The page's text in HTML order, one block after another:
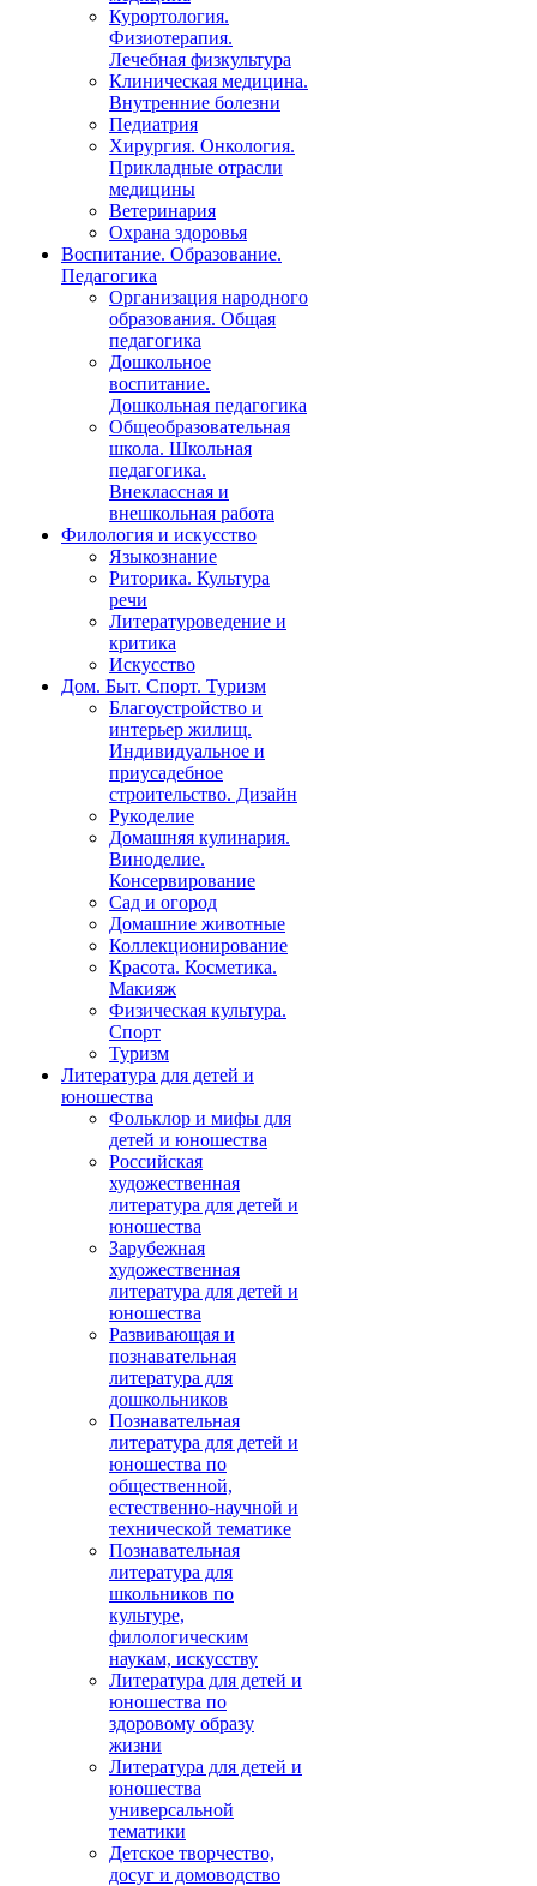
Курортология.
Физиотерапия.
Лечебная физкультура
Клиническая медицина.
Внутренние болезни
Педиатрия
Хирургия. Онкология.
Прикладные отрасли
медицины
Ветеринария
Охрана здоровья
Воспитание. Образование.
Педагогика
Организация народного
образования. Общая
педагогика
Дошкольное
воспитание.
Дошкольная педагогика
Общеобразовательная
школа. Школьная
педагогика.
Внеклассная и
внешкольная работа
Филология и искусство
Языкознание
Риторика. Культура
речи
Литературоведение и
критика
Искусство
Дом. Быт. Спорт. Туризм
Благоустройство и
интерьер жилищ.
Индивидуальное и
приусадебное
строительство. Дизайн
Рукоделие
Домашняя кулинария.
Виноделие.
Консервирование
Сад и огород
Домашние животные
Коллекционирование
Красота. Косметика.
Макияж
Физическая культура.
Спорт
Туризм
Литература для детей и
юношества
Фольклор и мифы для
детей и юношества
Российская
художественная
литература для детей и
юношества
Зарубежная
художественная
литература для детей и
юношества
Развивающая и
познавательная
литература для
дошкольников
Познавательная
литература для детей и
юношества по
общественной,
естественно-научной и
технической тематике
Познавательная
литература для
школьников по
культуре,
филологическим
наукам, искусству
Литература для детей и
юношества по
здоровому образу
жизни
Литература для детей и
юношества
универсальной
тематики
Детское творчество,
досуг и домоводство